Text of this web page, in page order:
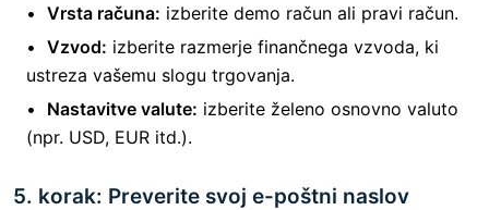
Vrsta računa: izberite demo račun ali pravi račun.
Vzvod: izberite razmerje finančnega vzvoda, ki
ustreza vašemu slogu trgovanja.
Nastavitve valute: izberite želeno osnovno valuto
(npr. USD, EUR itd.).
5. korak: Preverite svoj e-poštni naslov